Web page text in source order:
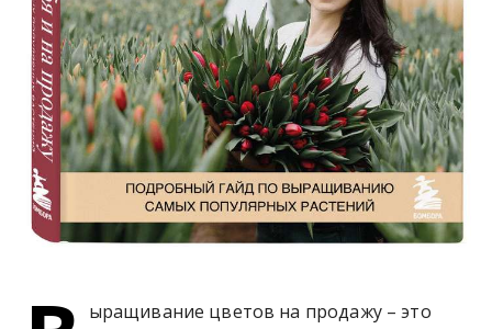
ыращивание цветов на продажу – это